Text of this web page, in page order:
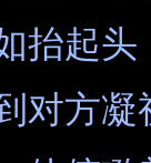
抬起
对方凝